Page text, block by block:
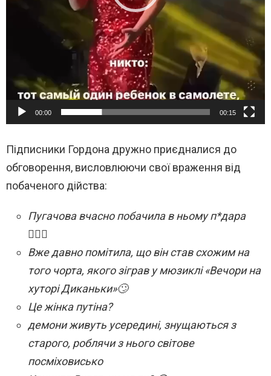
00:00 00:15
Підписники Гордона дружно приєдналися до
обговорення, висловлюючи свої враження від
побаченого дійства:
Пугачова вчасно побачила в ньому п*дара
🤦🏻‍♂️
Вже давно помітила, що він став схожим на
того чорта, якого зіграв у мюзиклі «Вечори на
хуторі Диканьки»🙄
Це жінка путіна?
демони живуть усередині, знущаються з
старого, роблячи з нього світове
посміховисько